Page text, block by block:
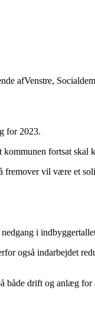
afVenstre,
for 2023.
fortsat skal
vil være et
i
også indarbejdet
både drift og anlæg